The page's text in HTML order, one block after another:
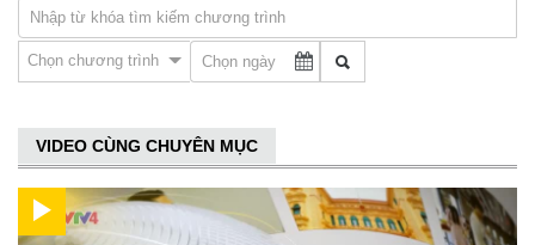
Chọn chương trình
VIDEO CÙNG CHUYÊN MỤC